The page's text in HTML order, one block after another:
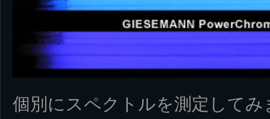
個別にスペクトルを測定してみ